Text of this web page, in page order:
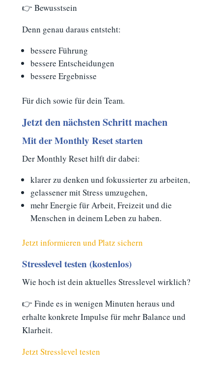
👉 Bewusstsein
Denn genau daraus entsteht:
bessere Führung
bessere Entscheidungen
bessere Ergebnisse
Für dich sowie für dein Team.
Jetzt den nächsten Schritt machen
Mit der Monthly Reset starten
Der Monthly Reset hilft dir dabei:
klarer zu denken und fokussierter zu arbeiten,
gelassener mit Stress umzugehen,
mehr Energie für Arbeit, Freizeit und die
Menschen in deinem Leben zu haben.
Jetzt informieren und Platz sichern
Stresslevel testen (kostenlos)
Wie hoch ist dein aktuelles Stresslevel wirklich?
👉 Finde es in wenigen Minuten heraus und
erhalte konkrete Impulse für mehr Balance und
Klarheit.
Jetzt Stresslevel testen